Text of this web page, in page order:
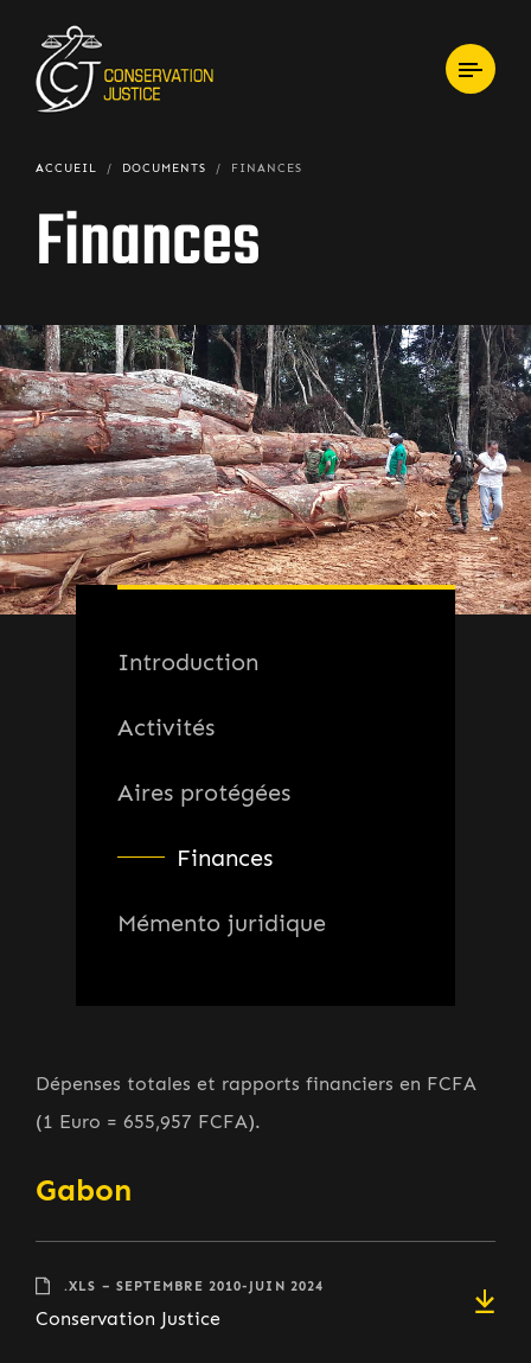
ACCUEIL DOCUMENTS FINANCES
Finances
Introduction
Activités
Aires protégées
Finances
Mémento juridique
Dépenses totales et rapports financiers en FCFA
(1 Euro = 655,957 FCFA).
Gabon
.XLS – SEPTEMBRE 2010-JUIN 2024
Conservation Justice